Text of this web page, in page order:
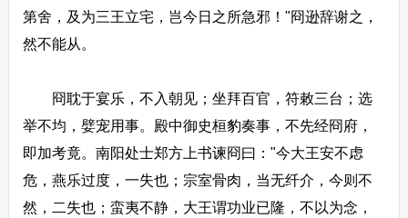
第舍，及为三王立宅，岂今日之所急邪！"冏逊辞谢之，
然不能从。
冏耽于宴乐，不入朝见；坐拜百官，符敕三台；选
举不均，嬖宠用事。殿中御史桓豹奏事，不先经冏府，
即加考竟。南阳处士郑方上书谏冏曰："今大王安不虑
危，燕乐过度，一失也；宗室骨肉，当无纤介，今则不
然，二失也；蛮夷不静，大王谓功业已隆，不以为念，